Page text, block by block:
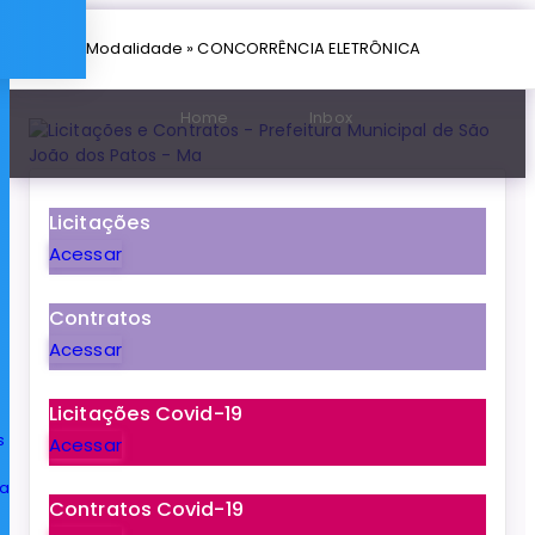
» Modalidade » CONCORRÊNCIA ELETRÔNICA
Licitações
Acessar
Contratos
Acessar
Licitações Covid-19
Acessar
Contratos Covid-19
Home Inbox